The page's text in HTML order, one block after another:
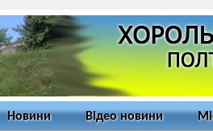
Новини Відео новини